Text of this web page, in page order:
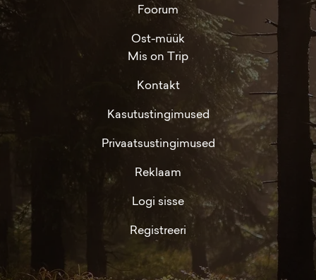
Foorum
Ost-müük
Mis on Trip
Kontakt
Kasutustingimused
Privaatsustingimused
Reklaam
Logi sisse
Registreeri